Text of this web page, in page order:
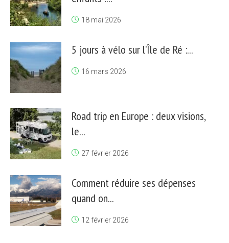
18 mai 2026
5 jours à vélo sur l’Île de Ré :...
16 mars 2026
Road trip en Europe : deux visions,
le...
27 février 2026
Comment réduire ses dépenses
quand on...
12 février 2026